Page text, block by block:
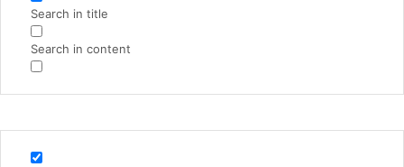
Search in title
Search in content